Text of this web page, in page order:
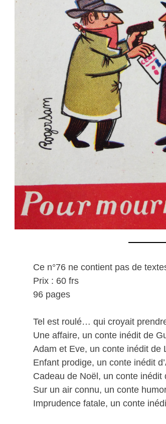
Ce n°76 ne contient pas de
Prix : 60 frs
96 pages
Tel est roulé… qui croyait
Une affaire, un conte inédit de
Adam et Eve, un conte inédit de
Enfant prodige, un conte inédit
Cadeau de Noël, un conte inédit
Sur un air connu, un conte
Imprudence fatale, un conte